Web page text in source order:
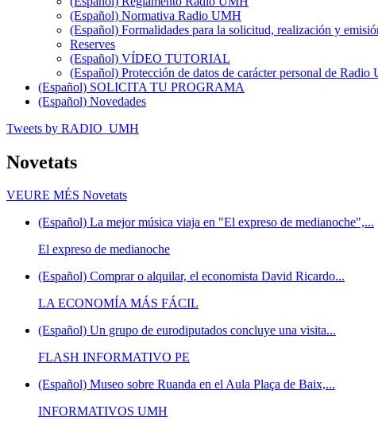
(Español) Normativa Radio UMH
(Español) Formalidades para la solicitud, realización y
Reserves
(Español) VÍDEO TUTORIAL
(Español) Protección de datos de carácter personal de Radio
(Español) SOLICITA TU PROGRAMA
(Español) Novedades
Tweets by RADIO_UMH
Novetats
VEURE MÉS Novetats
(Español) La mejor música viaja en "El expreso de medianoche",...
El expreso de medianoche
(Español) Comprar o alquilar, el economista David Ricardo...
LA ECONOMÍA MÁS FÁCIL
(Español) Un grupo de eurodiputados concluye una visita...
FLASH INFORMATIVO PE
(Español) Museo sobre Ruanda en el Aula Plaça de Baix,...
INFORMATIVOS UMH